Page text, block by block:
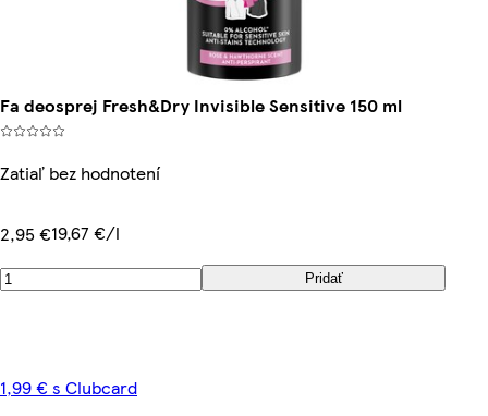
Fa deosprej Fresh&Dry Invisible Sensitive 150 ml
Zatiaľ bez hodnotení
2,95 €19,67 €/l
Pridať
1,99 € s Clubcard